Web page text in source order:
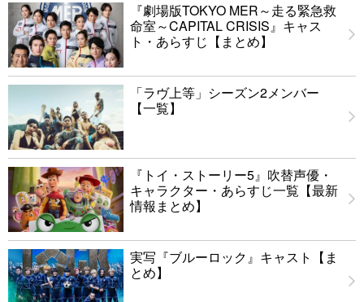
『劇場版TOKYO MER～走る緊急救
命室～CAPITAL CRISIS』キャス
ト・あらすじ【まとめ】
「ラヴ上等」シーズン2メンバー
【一覧】
『トイ・ストーリー5』吹替声優・
キャラクター・あらすじ一覧【最新
情報まとめ】
実写『ブルーロック』キャスト【ま
とめ】